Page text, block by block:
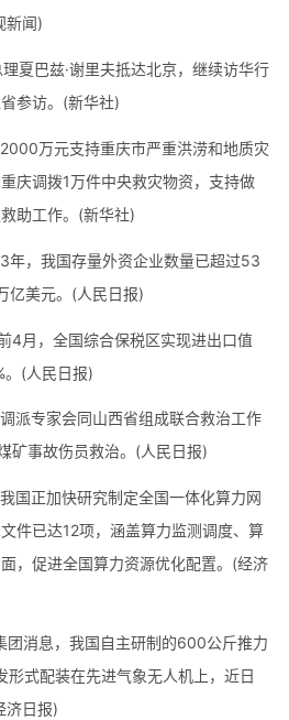
新闻)
夏巴兹·谢里夫抵达北京，继续访华行
参访。(新华社)
万元支持重庆市严重洪涝和地质灾
庆调拨1万件中央救灾物资，支持做
助工作。(新华社)
年，我国存量外资企业数量已超过53
亿美元。(人民日报)
4月，全国综合保税区实现进出口值
。(人民日报)
派专家会同山西省组成联合救治工作
矿事故伤员救治。(人民日报)
国正加快研究制定全国一体化算力网
件已达12项，涵盖算力监测调度、算
，促进全国算力资源优化配置。(经济
团消息，我国自主研制的600公斤推力
式配装在先进气象无人机上，近日
济日报)